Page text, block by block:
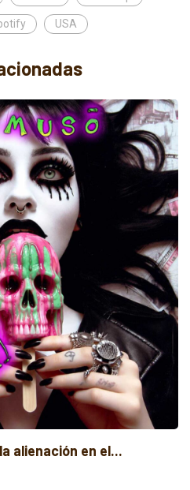
USA
y deep tech...